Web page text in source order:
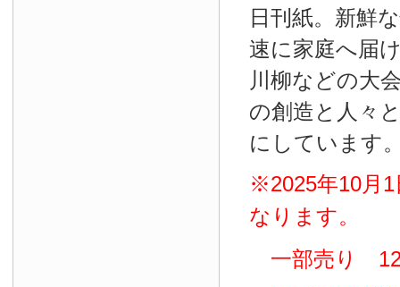
日刊紙。新鮮
速に家庭へ届
川柳などの大
の創造と人々
にしています
※2025年10月
なります。
一部売り